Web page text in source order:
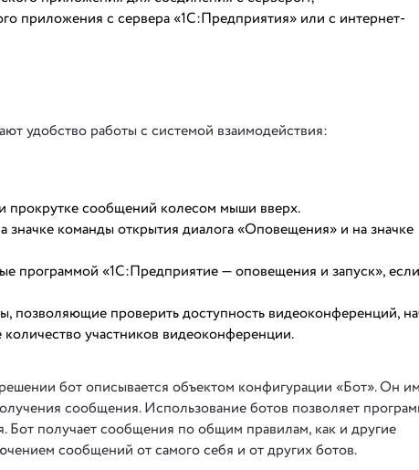
приложения с сервера «1С:Предприятия» или с интернет-
удобство работы с системой взаимодействия:
сообщений колесом мыши вверх.
команды открытия диалога «Оповещения» и на значке
программой «1С:Предприятие — оповещения и запуск», если
позволяющие проверить доступность видеоконференций,
участников видеоконференции.
бот описывается объектом конфигурации «Бот». Он
сообщения. Использование ботов позволяет
Бот получает сообщения по общим правилам, как и другие
сообщений от самого себя и от других ботов.